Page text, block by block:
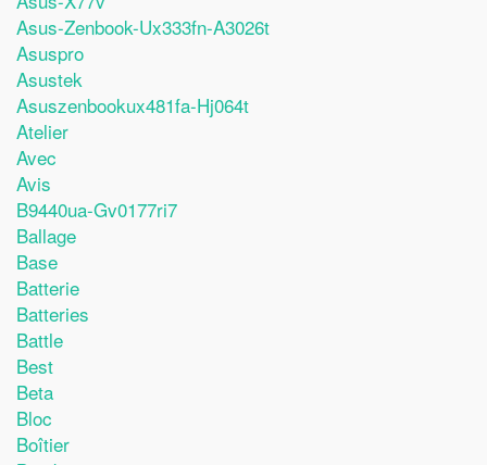
Asus-Zenbook-Ux333fn-A3026t
Asuspro
Asustek
Asuszenbookux481fa-Hj064t
Atelier
Avec
Avis
B9440ua-Gv0177ri7
Ballage
Base
Batterie
Batteries
Battle
Best
Beta
Bloc
Boîtier